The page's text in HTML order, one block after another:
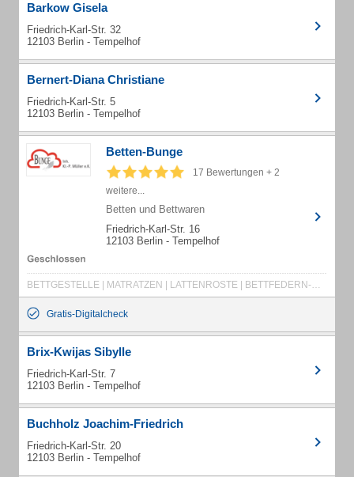
Barkow Gisela
Friedrich-Karl-Str. 32
12103 Berlin - Tempelhof
Bernert-Diana Christiane
Friedrich-Karl-Str. 5
12103 Berlin - Tempelhof
Betten-Bunge
17 Bewertungen + 2
weitere...
Betten und Bettwaren
Friedrich-Karl-Str. 16
12103 Berlin - Tempelhof
BETTGESTELLE | MATRATZEN | LATTENROSTE | BETTFEDERN-REINIGUNG | DAUNENDECKEN | PFLEGEBETTEN | SENSOFLEX | EGERIA | TOPPER | SCHLAFDECKEN | ESTELLA | BETTWÄSCHE | COTTONEA | DICO BETTEN | HASENA BETTEN | GESCHIRRTÜCHER | SPANNLAKEN | TASCHENFEDERKERN-MATRATZE | RUMMEL-MATRATZEN | ALLERGIKERBETTEN | NATURHAARBETTEN | NACKENSTÜTZKISSEN | MORGANA | KOMFORTBETTEN | ROYAL DREAM
Gratis-Digitalcheck
Brix-Kwijas Sibylle
Friedrich-Karl-Str. 7
12103 Berlin - Tempelhof
Buchholz Joachim-Friedrich
Friedrich-Karl-Str. 20
12103 Berlin - Tempelhof